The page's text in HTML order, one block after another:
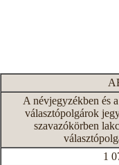
A névjegyzékben és
választópolgárok
szavazókörben
1